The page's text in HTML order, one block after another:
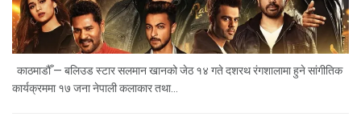
काठमाडौँ — बलिउड स्टार सलमान खानको जेठ १४ गते दशरथ रंगशालामा हुने सांगीतिक
कार्यक्रममा १७ जना नेपाली कलाकार तथा...